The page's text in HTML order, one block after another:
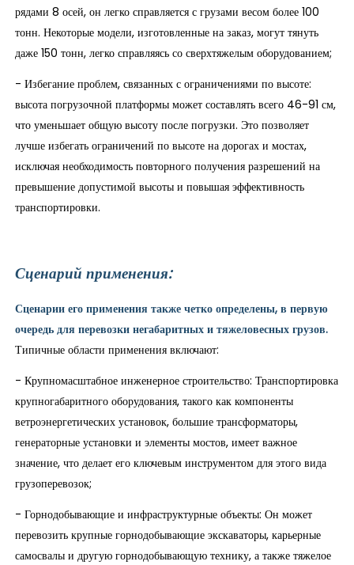
рядами 8 осей, он легко справляется с грузами весом более 100
тонн. Некоторые модели, изготовленные на заказ, могут тянуть
даже 150 тонн, легко справляясь со сверхтяжелым оборудованием;
- Избегание проблем, связанных с ограничениями по высоте:
высота погрузочной платформы может составлять всего 46-91 см,
что уменьшает общую высоту после погрузки. Это позволяет
лучше избегать ограничений по высоте на дорогах и мостах,
исключая необходимость повторного получения разрешений на
превышение допустимой высоты и повышая эффективность
транспортировки.
Сценарий применения:
Сценарии его применения также четко определены, в первую
очередь для перевозки негабаритных и тяжеловесных грузов.
Типичные области применения включают:
- Крупномасштабное инженерное строительство: Транспортировка
крупногабаритного оборудования, такого как компоненты
ветроэнергетических установок, большие трансформаторы,
генераторные установки и элементы мостов, имеет важное
значение, что делает его ключевым инструментом для этого вида
грузоперевозок;
- Горнодобывающие и инфраструктурные объекты: Он может
перевозить крупные горнодобывающие экскаваторы, карьерные
самосвалы и другую горнодобывающую технику, а также тяжелое